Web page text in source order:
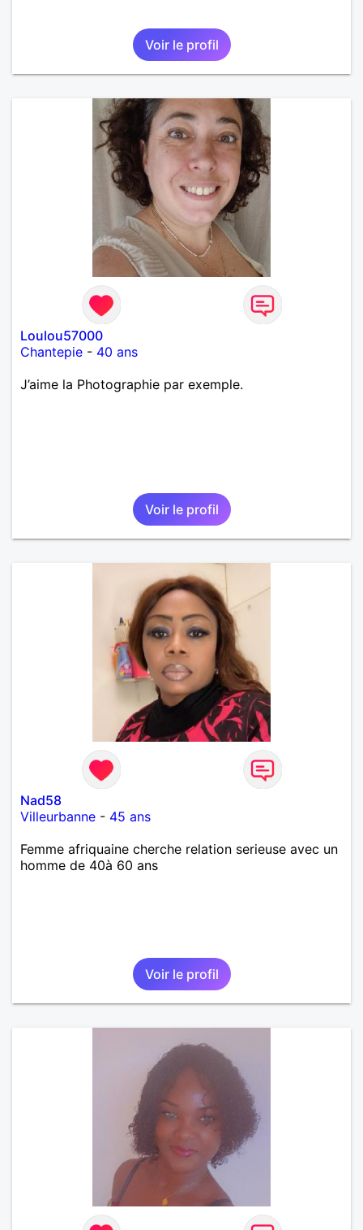
Voir le profil
Loulou57000
Chantepie - 40 ans
J’aime la Photographie par exemple.
Voir le profil
Nad58
Villeurbanne - 45 ans
Femme afriquaine cherche relation serieuse avec un
homme de 40à 60 ans
Voir le profil